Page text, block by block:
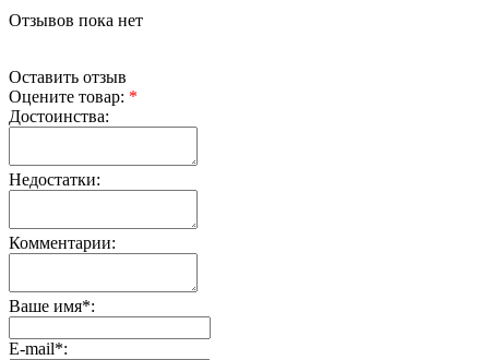
Отзывов пока нет
Оставить отзыв
Оцените товар: *
Достоинства:
Недостатки:
Комментарии:
Ваше имя*:
E-mail*: